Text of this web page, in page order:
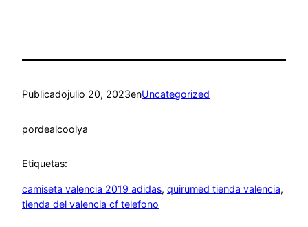
Publicadojulio 20, 2023enUncategorized
pordealcoolya
Etiquetas:
camiseta valencia 2019 adidas, quirumed tienda valencia
tienda del valencia cf telefono